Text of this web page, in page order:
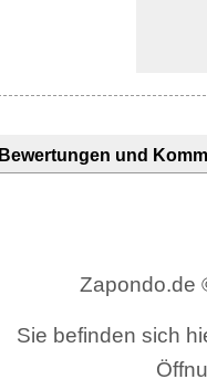
Bewertungen und
Zapondo.de
Sie befinden sich